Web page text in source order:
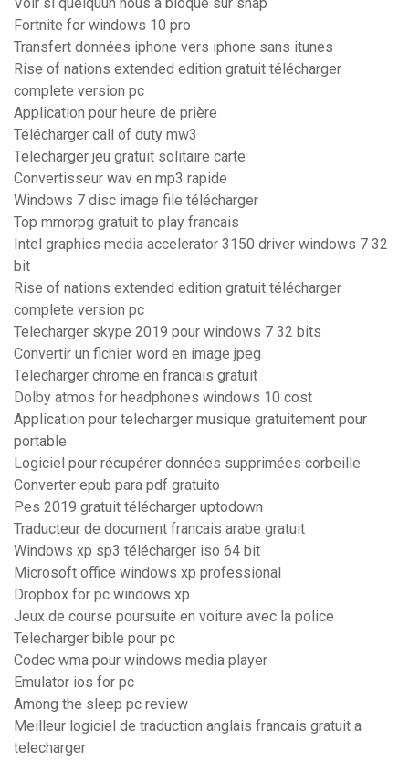
Voir si quelquun nous a bloqué sur snap
Fortnite for windows 10 pro
Transfert données iphone vers iphone sans itunes
Rise of nations extended edition gratuit télécharger
complete version pc
Application pour heure de prière
Télécharger call of duty mw3
Telecharger jeu gratuit solitaire carte
Convertisseur wav en mp3 rapide
Windows 7 disc image file télécharger
Top mmorpg gratuit to play francais
Intel graphics media accelerator 3150 driver windows 7 32
bit
Rise of nations extended edition gratuit télécharger
complete version pc
Telecharger skype 2019 pour windows 7 32 bits
Convertir un fichier word en image jpeg
Telecharger chrome en francais gratuit
Dolby atmos for headphones windows 10 cost
Application pour telecharger musique gratuitement pour
portable
Logiciel pour récupérer données supprimées corbeille
Converter epub para pdf gratuito
Pes 2019 gratuit télécharger uptodown
Traducteur de document francais arabe gratuit
Windows xp sp3 télécharger iso 64 bit
Microsoft office windows xp professional
Dropbox for pc windows xp
Jeux de course poursuite en voiture avec la police
Telecharger bible pour pc
Codec wma pour windows media player
Emulator ios for pc
Among the sleep pc review
Meilleur logiciel de traduction anglais francais gratuit a
telecharger